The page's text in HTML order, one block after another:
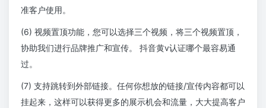
准客户使用。
(6) 视频置顶功能，您可以选择三个视频，将三个视频置顶，
协助我们进行品牌推广和宣传。 抖音黄v认证哪个最容易通
过。
(7) 支持跳转到外部链接。任何你想放的链接/宣传内容都可以
挂起来，这样可以获得更多的展示机会和流量，大大提高客户